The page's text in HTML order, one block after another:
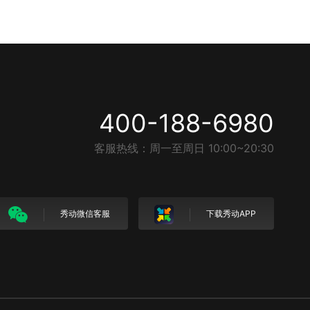
400-188-6980
客服热线：周一至周日 10:00~20:30
秀动微信客服 下载秀动APP